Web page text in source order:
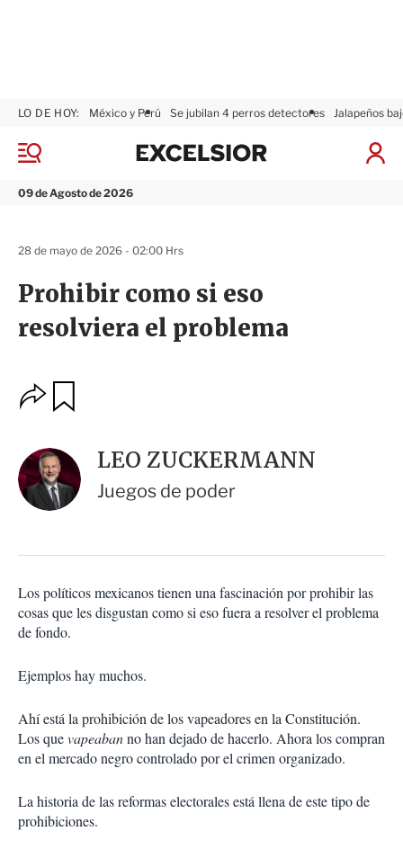
M
n
09 de Agosto de 2026
LO DE HOY: México y Perú Se jubilan 4 perros detectores Jalapeños
I
x
Prohibir como si eso
resolviera el problema
28 de mayo de 2026 - 02:00 Hrs
O
p
o
n
e
s
c
m
p
a
i
a
r
LEO ZUCKERMANN
Juegos de poder
Los políticos mexicanos tienen una fascinación por prohibir las
cosas que les disgustan como si eso fuera a resolver el problema
de fondo.
Ejemplos hay muchos.
Ahí está la prohibición de los vapeadores en la Constitución.
Los quevapeabanno han dejado de hacerlo. Ahora los compran
en el mercado negro controlado por el crimen organizado.
La historia de las reformas electorales está llena de este tipo de
prohibiciones.